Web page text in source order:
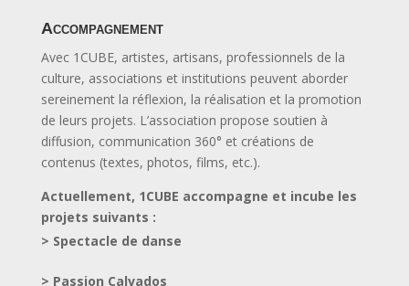
Accompagnement
Avec 1CUBE, artistes, artisans, professionnels de la
culture, associations et institutions peuvent aborder
sereinement la réflexion, la réalisation et la promotion
de leurs projets. L’association propose soutien à
diffusion, communication 360° et créations de
contenus (textes, photos, films, etc.).
Actuellement, 1CUBE accompagne et incube les
projets suivants :
> Spectacle de danse
> Passion Calvados